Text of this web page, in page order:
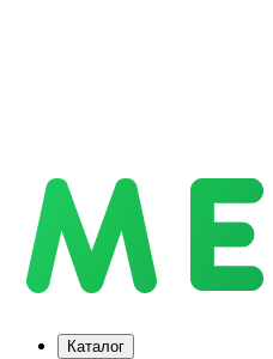
Каталог